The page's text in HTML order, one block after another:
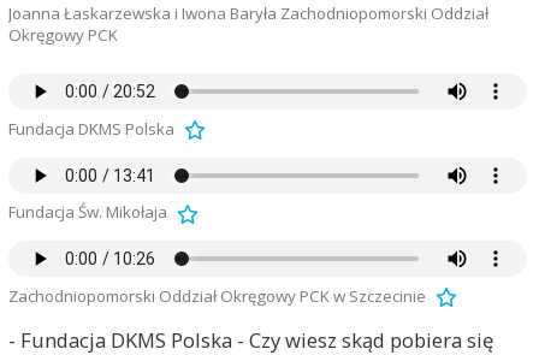
Joanna Łaskarzewska i Iwona Baryła Zachodniopomorski Oddział
Okręgowy PCK
Fundacja DKMS Polska
Fundacja Św. Mikołaja
Zachodniopomorski Oddział Okręgowy PCK w Szczecinie
- Fundacja DKMS Polska - Czy wiesz skąd pobiera się